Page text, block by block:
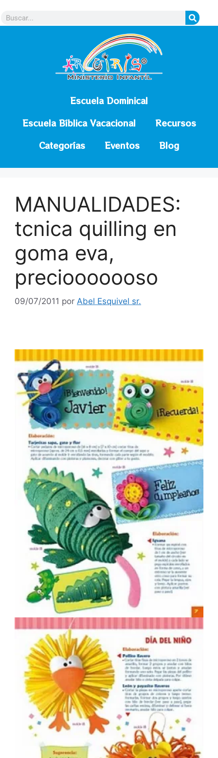
Escuela Dominical
Escuela Bíblica Vacacional
Recursos
Categorías
Eventos Blog
MANUALIDADES:
tcnica quilling en
goma eva,
preciooooooso
09/07/2011 por Abel Esquivel sr.